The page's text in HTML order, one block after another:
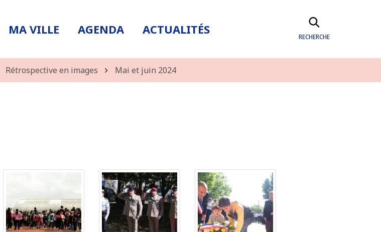
MA VILLE AGENDA ACTUALITÉS
RECHERCHE
Rétrospective en images Mai et juin 2024